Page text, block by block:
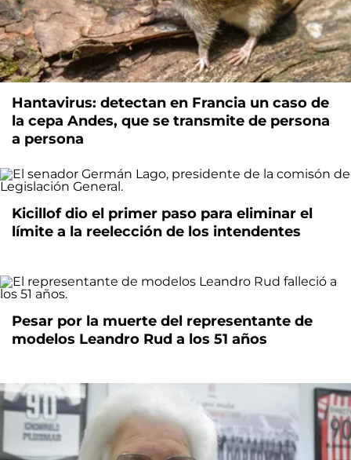
Hantavirus: detectan en Francia un caso de
la cepa Andes, que se transmite de persona
a persona
Kicillof dio el primer paso para eliminar el
límite a la reelección de los intendentes
Pesar por la muerte del representante de
modelos Leandro Rud a los 51 años